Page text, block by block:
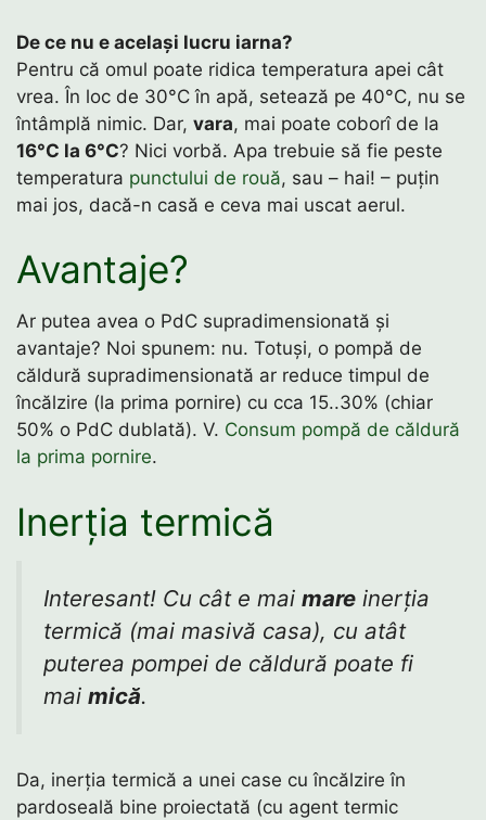
De ce nu e același lucru iarna?
Pentru că omul poate ridica temperatura apei cât
vrea. În loc de 30°C în apă, setează pe 40°C, nu se
întâmplă nimic. Dar, vara, mai poate coborî de la
16°C la 6°C? Nici vorbă. Apa trebuie să fie peste
temperatura punctului de rouă, sau – hai! – puțin
mai jos, dacă-n casă e ceva mai uscat aerul.
Avantaje?
Ar putea avea o PdC supradimensionată și
avantaje? Noi spunem: nu. Totuși, o pompă de
căldură supradimensionată ar reduce timpul de
încălzire (la prima pornire) cu cca 15..30% (chiar
50% o PdC dublată). V. Consum pompă de căldură
la prima pornire.
Inerția termică
Interesant! Cu cât e mai mare inerția
termică (mai masivă casa), cu atât
puterea pompei de căldură poate fi
mai mică.
Da, inerția termică a unei case cu încălzire în
pardoseală bine proiectată (cu agent termic